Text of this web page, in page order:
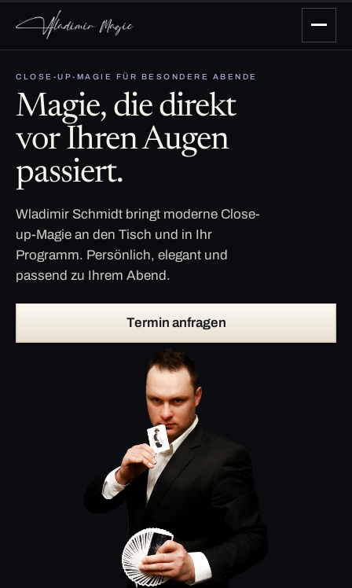
CLOSE-UP-MAGIE FÜR BESONDERE ABENDE
Magie, die direkt
vor Ihren Augen
passiert.
Wladimir Schmidt bringt moderne Close-
up-Magie an den Tisch und in Ihr
Programm. Persönlich, elegant und
passend zu Ihrem Abend.
Termin anfragen